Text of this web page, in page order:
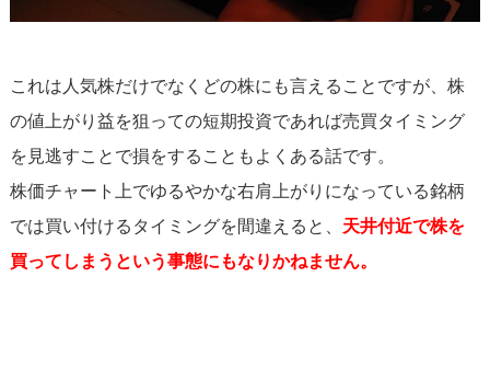
これは人気株だけでなくどの株にも言えることですが、株
の値上がり益を狙っての短期投資であれば売買タイミング
を見逃すことで損をすることもよくある話です。
株価チャート上でゆるやかな右肩上がりになっている銘柄
では買い付けるタイミングを間違えると、 天井付近で株を
買ってしまうという事態にもなりかねません。